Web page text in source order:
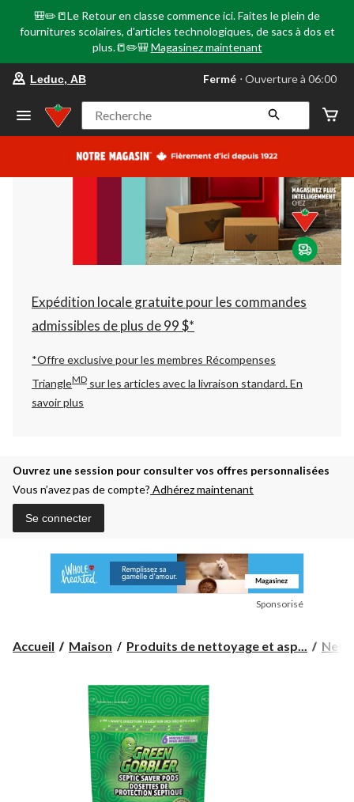
🎒✏️📒Le Retour en classe commence ici. Faites le plein de
fournitures scolaires, d'articles technologiques, de sacs à dos et
plus.📒✏️🎒 Magasinez maintenant
votre
préféré
Leduc,
AB,
courament
Ouverture
à
06:00
cliquer
pour
changer
Leduc, AB Fermé ⋅ Ouverture à 06:00
Recherche
Expédition locale gratuite pour les commandes
admissibles de plus de 99 $*
*Offre exclusive pour les membres Récompenses
TriangleMD sur les articles avec la livraison standard.En
savoir plus
Ouvrez une session pour consulter vos offres personnalisées
Vous n’avez pas de compte? Adhérez maintenant
Se connecter
Sponsorisé
Accueil Maison Produits de nettoyage et asp...